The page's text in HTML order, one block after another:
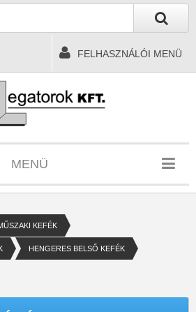
FELHASZNÁLÓI MENÜ
MENÜ
KEFÉK
HENGERES BELSŐ KEFÉK